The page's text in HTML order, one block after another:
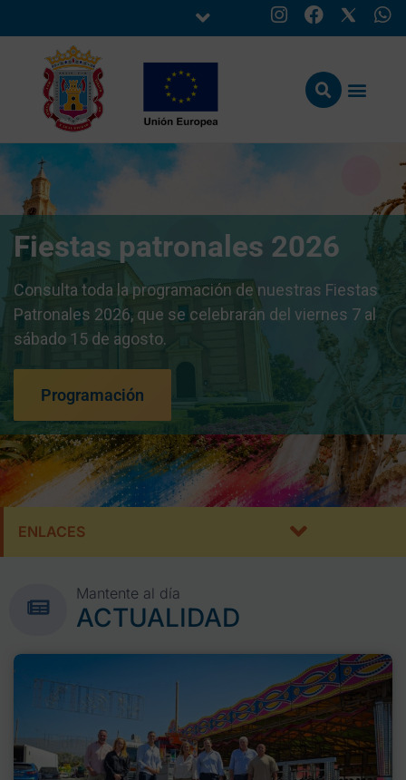
Fiestas patronales 2026
Consulta toda la programación de nuestras Fiestas
Patronales 2026, que se celebrarán del viernes 7 al
sábado 15 de agosto.
Programación
ENLACES
Mantente al día
ACTUALIDAD